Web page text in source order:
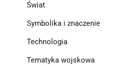
Świat
Symbolika i znaczenie
Technologia
Tematyka wojskowa